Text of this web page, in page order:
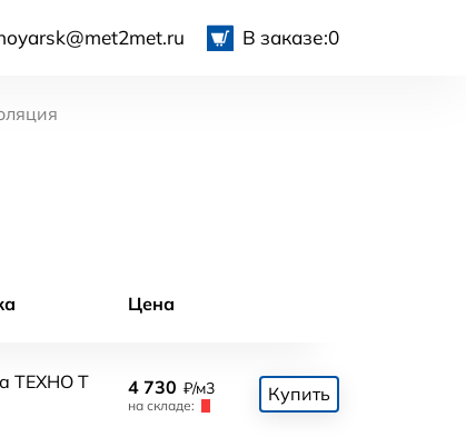
В заказе:0
Цена
ТЕХНО Т
4 730 ₽/м3
на складе:
Купить